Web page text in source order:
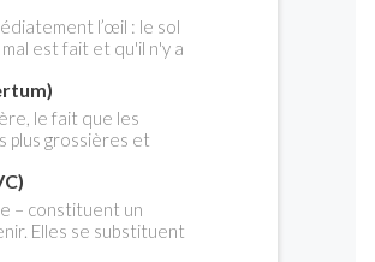
l’œil : le sol
est fait et qu'il n'y a
Avec quelques
il est tout à fait
le fait que les
plus grossières et
d'établir une dalle en
de sceller les
– constituent un
Elles se substituent